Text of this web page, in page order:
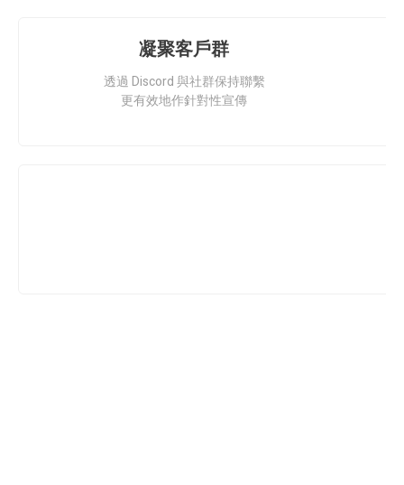
凝聚客戶群
透過 Discord 與社群保持聯繫
更有效地作針對性宣傳